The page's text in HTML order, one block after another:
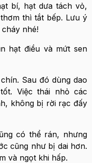
bí, hạt dưa tách vỏ,
thì tắt bếp. Lưu ý
nhé!
hạt điều và mứt sen
Sau đó dùng dao
Việc thái nhỏ các
không bị rời rạc đấy
có thể rán, nhưng
cũng như bị dai hơn.
và ngọt khi hấp.